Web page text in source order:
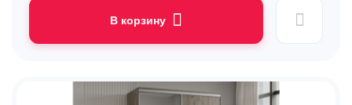
В корзину